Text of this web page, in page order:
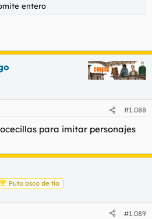
entero
#1.088
para imitar personajes
Puto asco de tío
#1.089